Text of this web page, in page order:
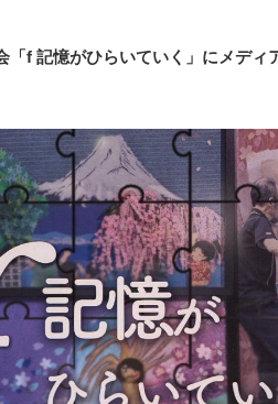
「f 記憶がひらいていく」にメディ